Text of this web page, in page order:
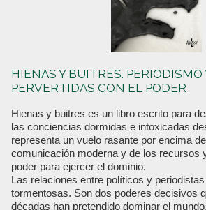
HIENAS Y BUITRES. PERIODISMO
PERVERTIDAS CON EL PODER
Hienas y buitres es un libro escrito para
las conciencias dormidas e intoxicadas
representa un vuelo rasante por encima
comunicación moderna y de los recursos
poder para ejercer el dominio.
Las relaciones entre políticos y
tormentosas. Son dos poderes decisivos
décadas han pretendido dominar el